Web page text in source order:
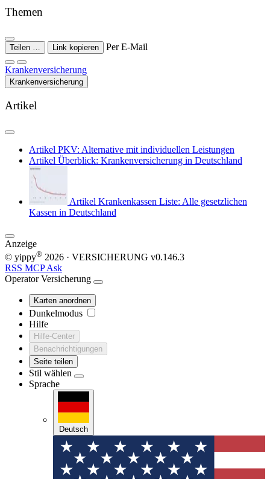
Themen
Teilen … Link kopieren Per E-Mail
Krankenversicherung
Krankenversicherung
Artikel
Artikel PKV: Alternative mit individuellen Leistungen
Artikel Überblick: Krankenversicherung in Deutschland
Artikel Krankenkassen Liste: Alle gesetzlichen
Kassen in Deutschland
Anzeige
© yippy® 2026 · VERSICHERUNG v0.146.3
RSS MCPAsk
Operator Versicherung
Karten anordnen
Dunkelmodus
Hilfe
Hilfe-Center
Benachrichtigungen
Seite teilen
Stil wählen
Sprache
Deutsch